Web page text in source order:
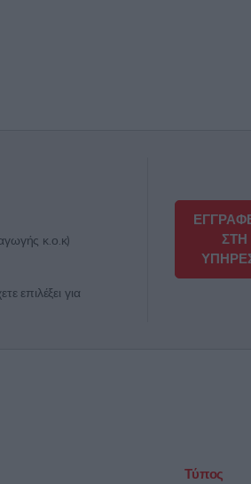
κ.ο.κ)
επιλέξει για
ΣΤΗ
Τύπος